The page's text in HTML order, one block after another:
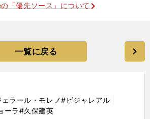
「優先ソース」について
一覧に戻る
ラール・モレノ#ビジャレアル
ーラ#久保建英